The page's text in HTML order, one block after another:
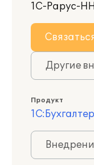
1С-Рарус-НН
Другие
Продукт